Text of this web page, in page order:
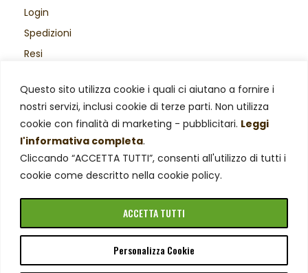
Questo sito utilizza cookie i quali ci aiutano a fornire i
nostri servizi, inclusi cookie di terze parti. Non utilizza
cookie con finalità di marketing - pubblicitari. Leggi
l'informativa completa.
Cliccando “ACCETTA TUTTI”, consenti all'utilizzo di tutti i
cookie come descritto nella cookie policy.
Personalizza Cookie
ACCETTA TUTTI
Login
Spedizioni
Resi
Area Legale
Privacy Policy
Cookie Policy
© Azienda Agricola Negro Viviana – P. Iva 02019510029.
Tutti i diritti riservati.